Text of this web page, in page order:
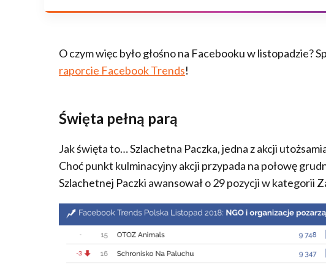
O czym więc było głośno na Facebooku w listopadzie?
raporcie Facebook Trends!
Święta pełną parą
Jak święta to… Szlachetna Paczka, jedna z akcji
Choć punkt kulminacyjny akcji przypada na połowę
Szlachetnej Paczki awansował o 29 pozycji w kategorii